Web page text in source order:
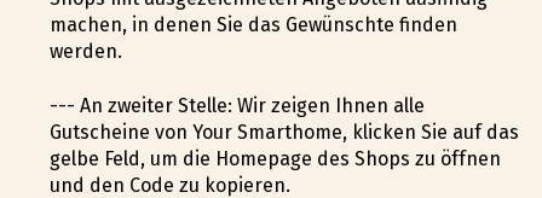
machen, in denen Sie das Gewünschte finden
werden.
--- An zweiter Stelle: Wir zeigen Ihnen alle
Gutscheine von Your Smarthome, klicken Sie auf das
gelbe Feld, um die Homepage des Shops zu öffnen
und den Code zu kopieren.